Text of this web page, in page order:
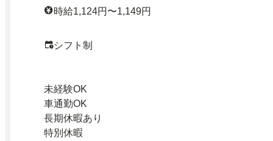
時給1,124円〜1,149円
シフト制
未経験OK
車通勤OK
長期休暇あり
特別休暇